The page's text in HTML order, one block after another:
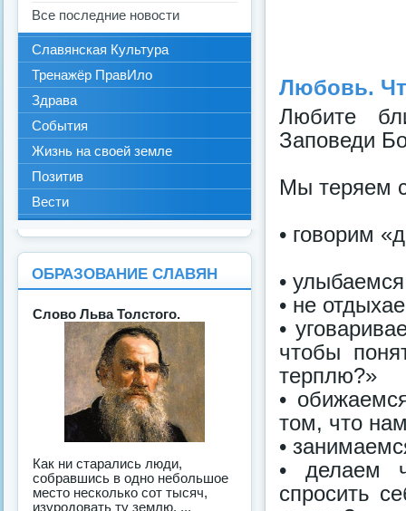
Любовь.
Любите
Заповеди
Мы теряем
• говорим
•
• не
•
чтобы
терплю?»
•
том, что
•
• делаем
спросить
Все последние новости
Славянская Культура
Тренажёр ПравИло
Здрава
События
Жизнь на своей земле
Позитив
Вести
ОБРАЗОВАНИЕ СЛАВЯН
Слово Льва Толстого.
Как ни старались люди,
собравшись в одно небольшое
место несколько сот тысяч,
изуродовать ту землю, ...